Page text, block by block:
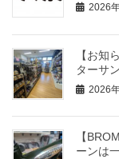
2026
【お知
ターサ
2026
【
ーンは